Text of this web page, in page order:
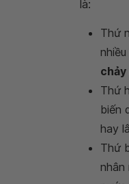
là:
Thứ
Thứ
biến
hay
Thứ
nhân